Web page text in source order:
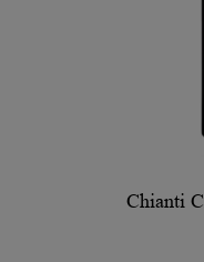
Chianti